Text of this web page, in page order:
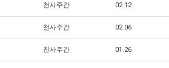
천사주간 02.12
천사주간 02.06
천사주간 01.26